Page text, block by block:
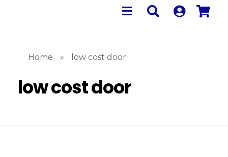
Home » low cost door
low cost door